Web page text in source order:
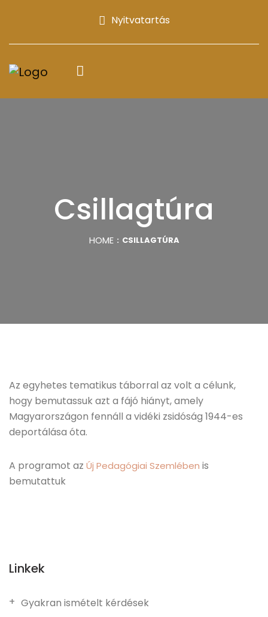
Nyitvatartás
Csillagtúra
HOME CSILLAGTÚRA
Az egyhetes tematikus táborral az volt a célunk,
hogy bemutassuk azt a fájó hiányt, amely
Magyarországon fennáll a vidéki zsidóság 1944-es
deportálása óta.
A programot az Új Pedagógiai Szemlében is
bemutattuk
Linkek
Gyakran ismételt kérdések